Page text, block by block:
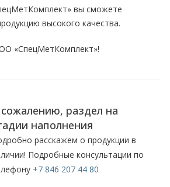
вы сможете
высокого качества.
«СпецМетКомплект»!
раздел на
наполнения
расскажем о продукции в
Подробные консультации по
+7 846 207 44 80